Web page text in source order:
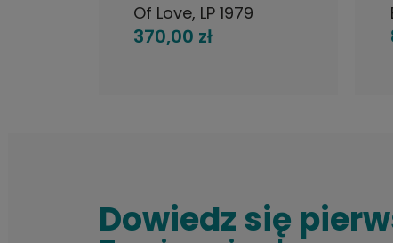
Of Love, LP 1979
Japan, Polydor, płyta
370,00 zł
Dowiedz się